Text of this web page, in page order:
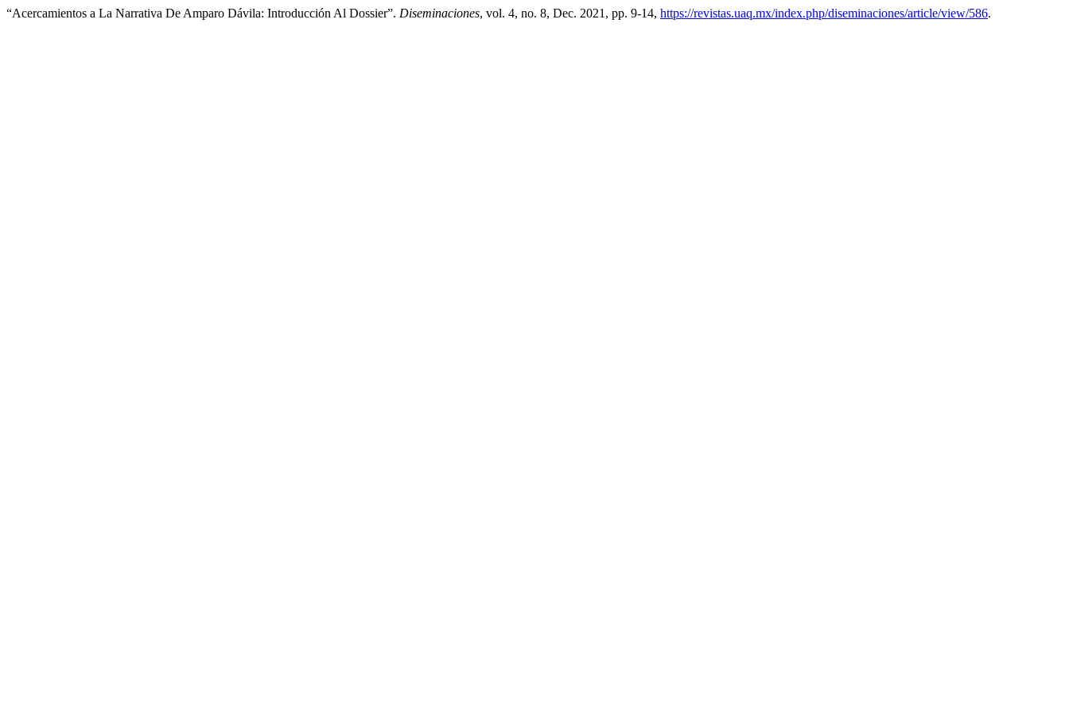
“Acercamientos a La Narrativa De Amparo Dávila: Introducción Al Dossier”. Diseminaciones, vol. 4, no. 8, Dec. 2021, pp. 9-14, https://revistas.uaq.mx/index.php/diseminaciones/article/view/586.